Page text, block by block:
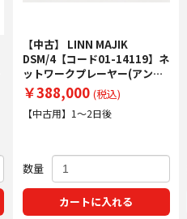
【中古】 LINN MAJIK
DSM/4【コード01-14119】ネ
ットワークプレーヤー(アンプ
内蔵)
￥388,000 (税込)
【中古用】1～2日後
数量
カートに入れる